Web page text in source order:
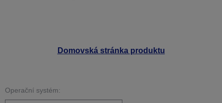
Domovská stránka produktu
Operační systém: